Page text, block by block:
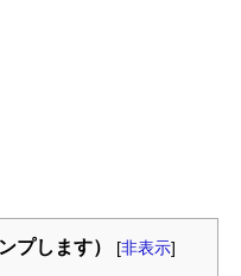
プします） [非表示]